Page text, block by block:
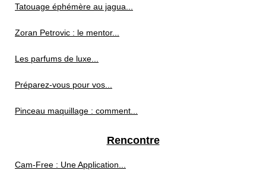
Tatouage éphémère au jagua...
Zoran Petrovic : le mentor...
Les parfums de luxe...
Préparez-vous pour vos...
Pinceau maquillage : comment...
Rencontre
Cam-Free : Une Application...